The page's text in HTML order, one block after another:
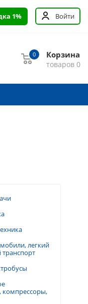
1% Войти
Корзина
товаров 0
0
легкий
компрессоры,